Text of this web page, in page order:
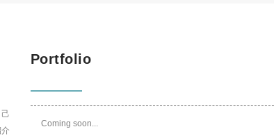
Portfolio
Coming soon...